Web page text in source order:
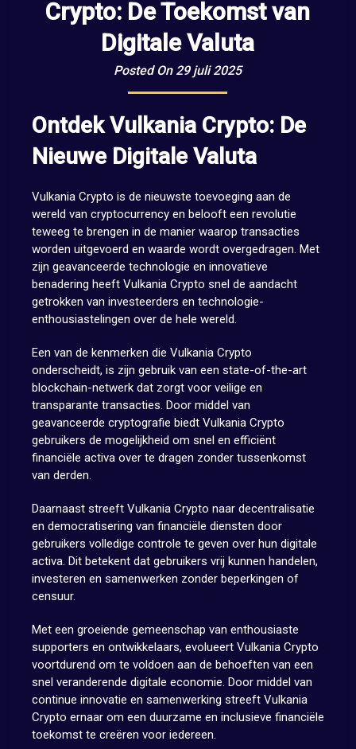
Crypto: De Toekomst van
Digitale Valuta
Posted On 29 juli 2025
Ontdek Vulkania Crypto: De
Nieuwe Digitale Valuta
Vulkania Crypto is de nieuwste toevoeging aan de
wereld van cryptocurrency en belooft een revolutie
teweeg te brengen in de manier waarop transacties
worden uitgevoerd en waarde wordt overgedragen. Met
zijn geavanceerde technologie en innovatieve
benadering heeft Vulkania Crypto snel de aandacht
getrokken van investeerders en technologie-
enthousiastelingen over de hele wereld.
Een van de kenmerken die Vulkania Crypto
onderscheidt, is zijn gebruik van een state-of-the-art
blockchain-netwerk dat zorgt voor veilige en
transparante transacties. Door middel van
geavanceerde cryptografie biedt Vulkania Crypto
gebruikers de mogelijkheid om snel en efficiënt
financiële activa over te dragen zonder tussenkomst
van derden.
Daarnaast streeft Vulkania Crypto naar decentralisatie
en democratisering van financiële diensten door
gebruikers volledige controle te geven over hun digitale
activa. Dit betekent dat gebruikers vrij kunnen handelen,
investeren en samenwerken zonder beperkingen of
censuur.
Met een groeiende gemeenschap van enthousiaste
supporters en ontwikkelaars, evolueert Vulkania Crypto
voortdurend om te voldoen aan de behoeften van een
snel veranderende digitale economie. Door middel van
continue innovatie en samenwerking streeft Vulkania
Crypto ernaar om een duurzame en inclusieve financiële
toekomst te creëren voor iedereen.